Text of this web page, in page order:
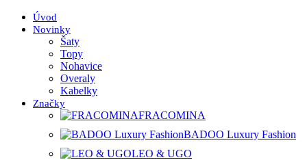
Úvod
Novinky
Šaty
Topy
Nohavice
Overaly
Kabelky
Značky
FRACOMINA
BADOO Luxury Fashion
LEO & UGO